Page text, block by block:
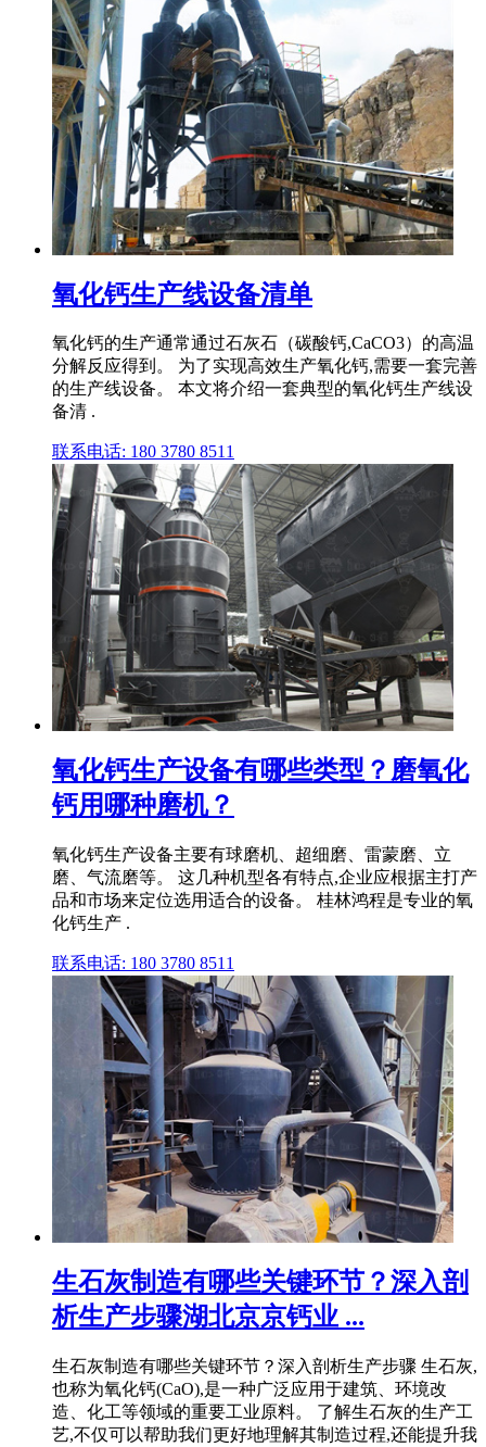
氧化钙生产线设备清单
氧化钙的生产通常通过石灰石（碳酸钙,CaCO3）的高温
分解反应得到。 为了实现高效生产氧化钙,需要一套完善
的生产线设备。 本文将介绍一套典型的氧化钙生产线设
备清 .
联系电话: 180 3780 8511
氧化钙生产设备有哪些类型？磨氧化
钙用哪种磨机？
氧化钙生产设备主要有球磨机、超细磨、雷蒙磨、立
磨、气流磨等。 这几种机型各有特点,企业应根据主打产
品和市场来定位选用适合的设备。 桂林鸿程是专业的氧
化钙生产 .
联系电话: 180 3780 8511
生石灰制造有哪些关键环节？深入剖
析生产步骤湖北京京钙业 ...
生石灰制造有哪些关键环节？深入剖析生产步骤 生石灰,
也称为氧化钙(CaO),是一种广泛应用于建筑、环境改
造、化工等领域的重要工业原料。 了解生石灰的生产工
艺,不仅可以帮助我们更好地理解其制造过程,还能提升我